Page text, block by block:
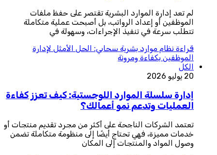
لم تعد إدارة الموارد البشرية تقتصر على حفظ ملفات
الموظفين أو إعداد الرواتب، بل أصبحت عملية متكاملة
تتطلب سرعة في تنفيذ الإجراءات، وسهولة في
قراءة نظام موارد بشرية سحابي: الحل الأمثل لإدارة
الموظفين بكفاءة ومرونة
الكل
20 يوليو 2026
إدارة سلسلة الموارد اللوجستية: كيف تعزز كفاءة
العمليات وتدعم نمو أعمالك؟
تعتمد الشركات الناجحة على أكثر من مجرد تقديم منتجات أو
خدمات مميزة، فهي تحتاج أيضًا إلى منظومة متكاملة تضمن
وصول المواد والمنتجات إلى المكان